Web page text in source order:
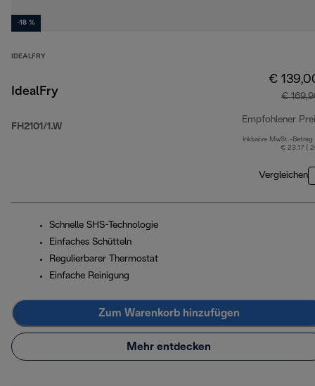
-18 %
IDEALFRY
IdealFry
FH2101/1.W
€
€
Empfohlener
Inklusive MwSt.-Betrag
€ 23,17 (
Vergleichen
Schnelle SHS-Technologie
Einfaches Schütteln
Regulierbarer Thermostat
Einfache Reinigung
Zum Warenkorb hinzufügen
Mehr entdecken